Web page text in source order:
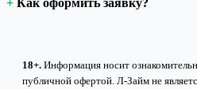
18+. Информация носит
публичной офертой. Л-Займ не